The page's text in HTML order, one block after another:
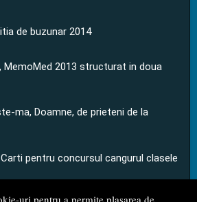
uri pentru a permite plasarea de
de buzunar 2014
MemoMed 2013 structurat in doua
ma, Doamne, de prieteni de la
pentru concursul cangurul clasele